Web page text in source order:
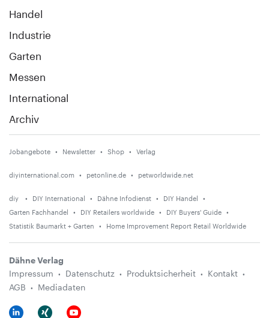
Handel
Industrie
Garten
Messen
International
Archiv
Jobangebote Newsletter Shop Verlag
diyinternational.com petonline.de petworldwide.net
diy DIY International Dähne Infodienst
DIY Handel
Garten Fachhandel
DIY Retailers worldwide
DIY Buyers' Guide
Statistik Baumarkt + Garten
Home Improvement Report Retail Worldwide
Dähne Verlag
Impressum
Datenschutz Produktsicherheit
Kontakt
AGB
Mediadaten